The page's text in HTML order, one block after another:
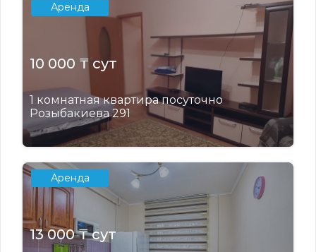
Аренда
10 000 ₸ сут
1 комнатная квартира посуточно
Розыбакиева 291
Аренда
13 000 ₸ сут